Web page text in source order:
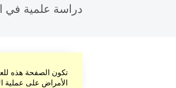
دراسة علمية في
تكون الصفحة هذه
الأمراض على عملية